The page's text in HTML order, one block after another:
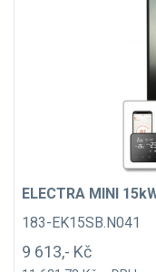
ELECTRA MINI
183-EK15SB.N041
9 613,- Kč